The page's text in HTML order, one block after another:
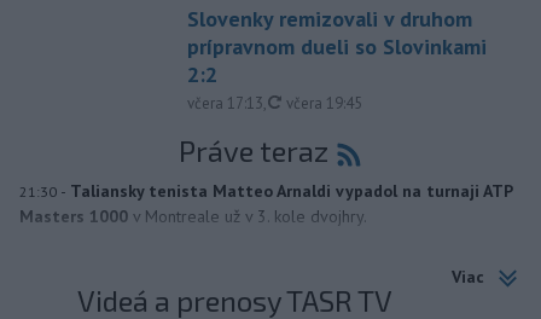
Slovenky remizovali v druhom
prípravnom dueli so Slovinkami
2:2
včera 17:13, aktualizované
včera 19:45
Práve teraz
21:30 - Taliansky tenista Matteo Arnaldi vypadol na turnaji ATP
Masters 1000 v Montreale už v 3. kole dvojhry.
Viac
Videá a prenosy TASR TV